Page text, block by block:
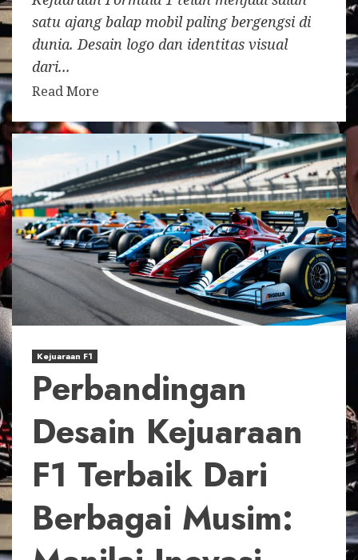
satu ajang balap mobil paling bergengsi di
dunia. Desain logo dan identitas visual
dari...
Read More
Kejuaraan F1
Perbandingan
Desain Kejuaraan
F1 Terbaik Dari
Berbagai Musim: